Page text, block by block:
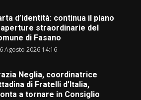
d’identità: continua il piano
straordinarie del
di Fasano
Agosto 2026 14:16
Neglia, coordinatrice
di Fratelli d’Italia,
a tornare in Consiglio